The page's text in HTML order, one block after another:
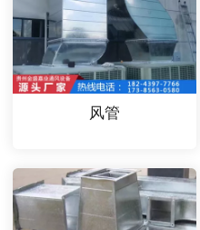
风管